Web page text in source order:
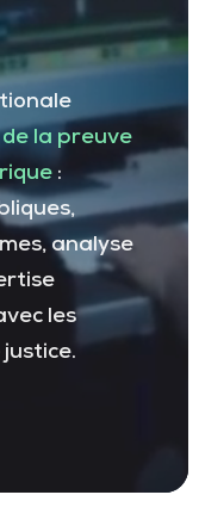
la preuve
:
analyse
les